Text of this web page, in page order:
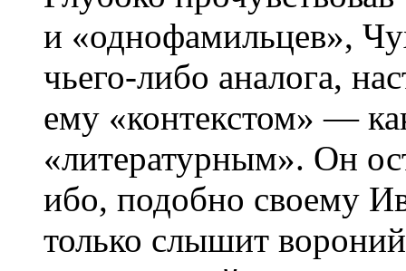
и «однофамильцев»,
чьего-либо аналога,
ему «контекстом» —
«литературным». Он
ибо, подобно своему
только слышит